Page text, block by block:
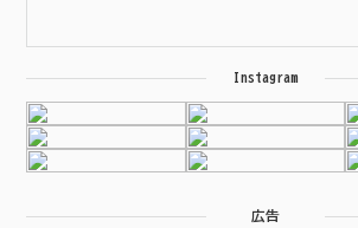
Instagram
広告